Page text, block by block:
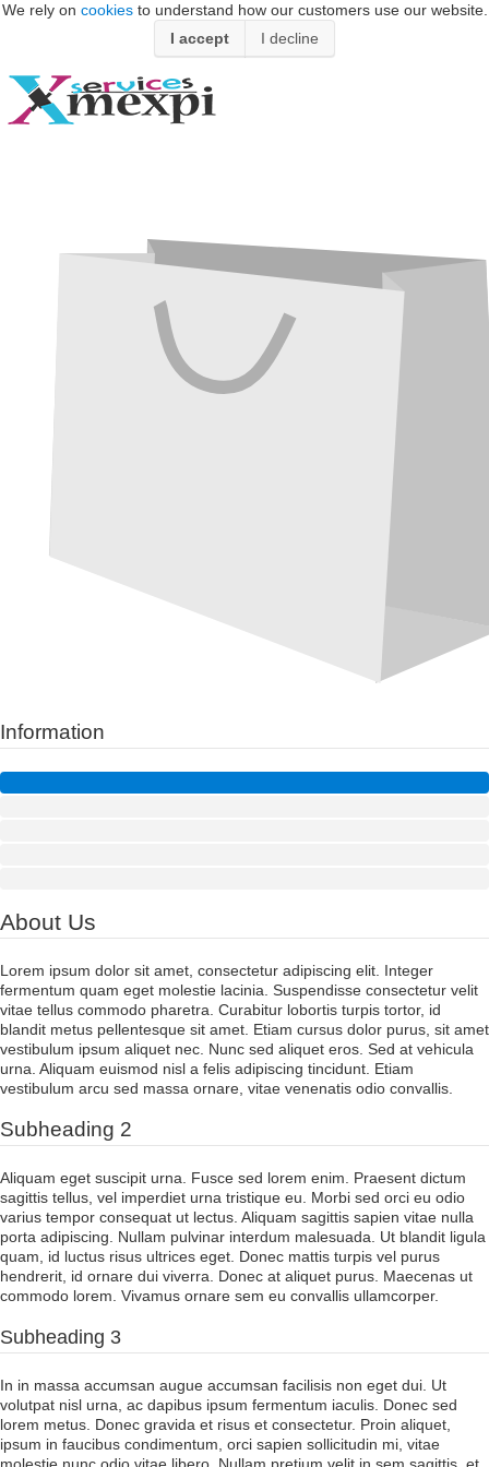
We rely on cookiesto understand how our customers use our website.
I accept
I decline
Information
About Us
Lorem ipsum dolor sit amet, consectetur adipiscing elit. Integer
fermentum quam eget molestie lacinia. Suspendisse consectetur velit
vitae tellus commodo pharetra. Curabitur lobortis turpis tortor, id
blandit metus pellentesque sit amet. Etiam cursus dolor purus, sit amet
vestibulum ipsum aliquet nec. Nunc sed aliquet eros. Sed at vehicula
urna. Aliquam euismod nisl a felis adipiscing tincidunt. Etiam
vestibulum arcu sed massa ornare, vitae venenatis odio convallis.
Subheading 2
Aliquam eget suscipit urna. Fusce sed lorem enim. Praesent dictum
sagittis tellus, vel imperdiet urna tristique eu. Morbi sed orci eu odio
varius tempor consequat ut lectus. Aliquam sagittis sapien vitae nulla
porta adipiscing. Nullam pulvinar interdum malesuada. Ut blandit ligula
quam, id luctus risus ultrices eget. Donec mattis turpis vel purus
hendrerit, id ornare dui viverra. Donec at aliquet purus. Maecenas ut
commodo lorem. Vivamus ornare sem eu convallis ullamcorper.
Subheading 3
In in massa accumsan augue accumsan facilisis non eget dui. Ut
volutpat nisl urna, ac dapibus ipsum fermentum iaculis. Donec sed
lorem metus. Donec gravida et risus et consectetur. Proin aliquet,
ipsum in faucibus condimentum, orci sapien sollicitudin mi, vitae